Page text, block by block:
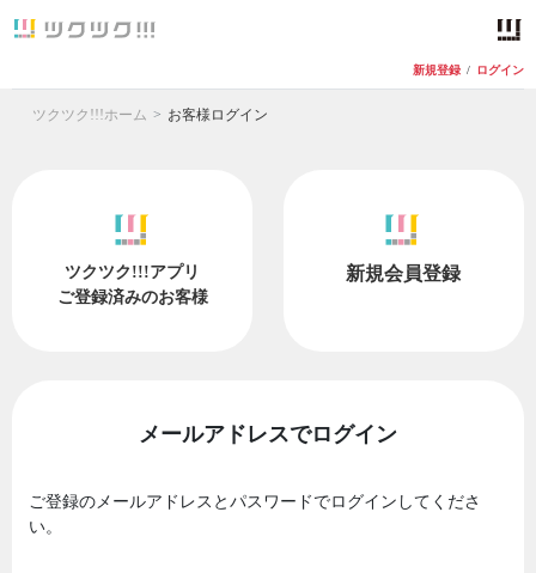
新規登録 / ログイン
ツクツク!!!ホーム お客様ログイン
ツクツク!!!アプリ
ご登録済みのお客様
新規会員登録
メールアドレスでログイン
ご登録のメールアドレスとパスワードでログインしてくださ
い。